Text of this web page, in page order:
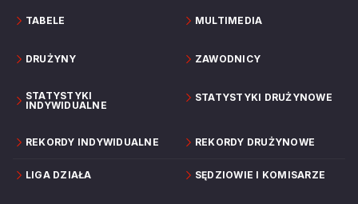
TABELE MULTIMEDIA
DRUŻYNY ZAWODNICY
STATYSTYKI
INDYWIDUALNE
STATYSTYKI DRUŻYNOWE
REKORDY INDYWIDUALNE REKORDY DRUŻYNOWE
LIGA DZIAŁA SĘDZIOWIE I KOMISARZE